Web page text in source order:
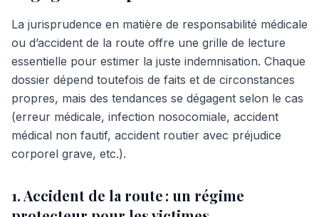
La jurisprudence en matière de responsabilité médicale
ou d’accident de la route offre une grille de lecture
essentielle pour estimer la juste indemnisation. Chaque
dossier dépend toutefois de faits et de circonstances
propres, mais des tendances se dégagent selon le cas
(erreur médicale, infection nosocomiale, accident
médical non fautif, accident routier avec préjudice
corporel grave, etc.).
1. Accident de la route : un régime